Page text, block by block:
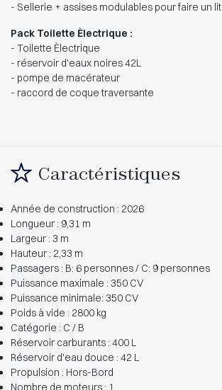
- Sellerie + assises modulables pour faire un lit
Pack Toilette Èlectrique :
- Toilette Èlectrique
- réservoir d'eaux noires 42L
- pompe de macérateur
- raccord de coque traversante
Caractéristiques
Année de construction : 2026
Longueur : 9,31 m
Largeur : 3 m
Hauteur : 2,33 m
Passagers : B: 6 personnes / C: 9 personnes
Puissance maximale : 350 CV
Puissance minimale: 350 CV
Poids à vide : 2800 kg
Catégorie : C / B
Réservoir carburants : 400 L
Réservoir d'eau douce : 42 L
Propulsion : Hors-Bord
Nombre de moteurs : 1